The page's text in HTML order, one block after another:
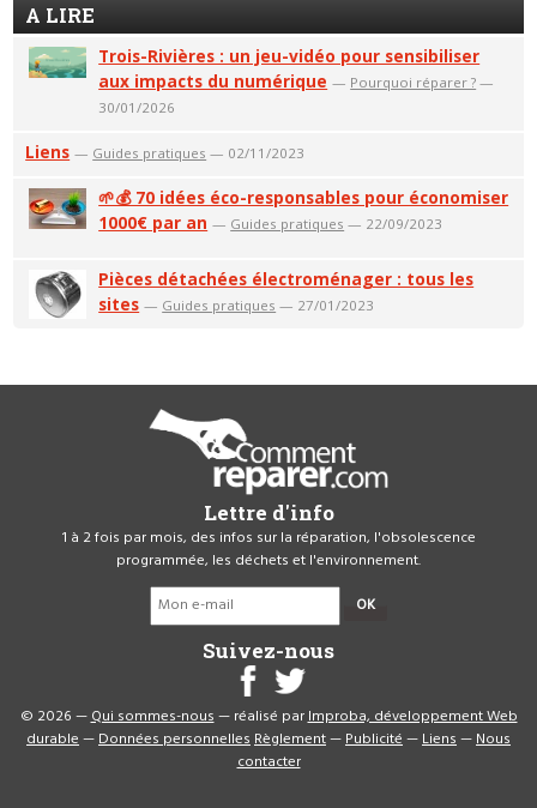
A LIRE
Trois-Rivières : un jeu-vidéo pour sensibiliser
aux impacts du numérique — Pourquoi réparer ? —
30/01/2026
Liens — Guides pratiques — 02/11/2023
🌱💰 70 idées éco-responsables pour économiser
1000€ par an — Guides pratiques — 22/09/2023
Pièces détachées électroménager : tous les
sites — Guides pratiques — 27/01/2023
Lettre d'info
1 à 2 fois par mois, des infos sur la réparation, l'obsolescence
programmée, les déchets et l'environnement.
OK
Suivez-nous
© 2026 —Qui sommes-nous— réalisé parImproba, développement Web
durable—Données personnellesRèglement—Publicité—Liens—Nous
contacter